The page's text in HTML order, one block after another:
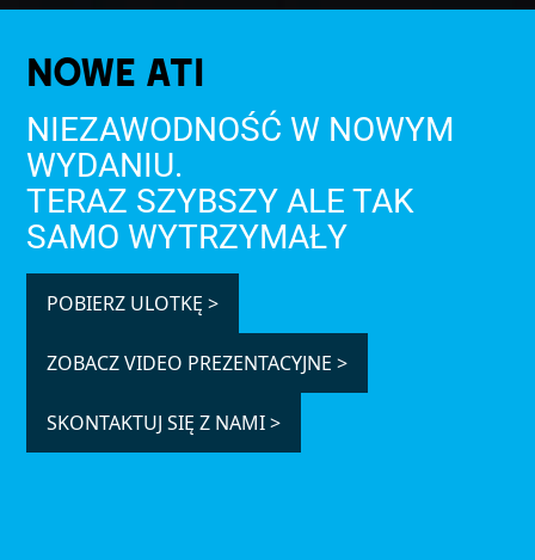
NOWE ATI
NIEZAWODNOŚĆ W NOWYM
WYDANIU.
TERAZ SZYBSZY ALE TAK
SAMO WYTRZYMAŁY
POBIERZ ULOTKĘ >
ZOBACZ VIDEO PREZENTACYJNE >
SKONTAKTUJ SIĘ Z NAMI >